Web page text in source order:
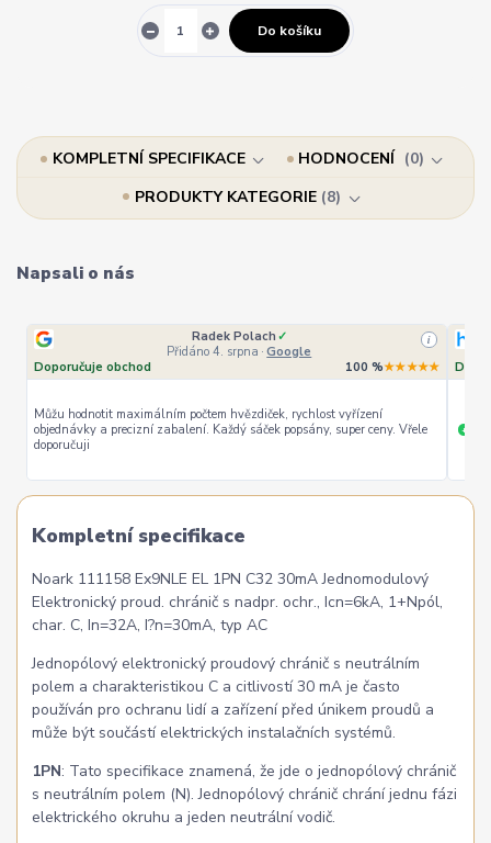
Do košíku
KOMPLETNÍ SPECIFIKACE HODNOCENÍ
0
PRODUKTY KATEGORIE 8
Napsali o nás
Ověřený zákazník
Přidáno 4. srpna·Heureka.cz
i
Doporučuje obchod 100 %★★★★★
+ rychlé vyřízení + ceny
Kompletní specifikace
Noark 111158 Ex9NLE EL 1PN C32 30mA Jednomodulový
Elektronický proud. chránič s nadpr. ochr., Icn=6kA, 1+Npól,
char. C, In=32A, I?n=30mA, typ AC
Jednopólový elektronický proudový chránič s neutrálním
polem a charakteristikou C a citlivostí 30 mA je často
používán pro ochranu lidí a zařízení před únikem proudů a
může být součástí elektrických instalačních systémů.
1PN: Tato specifikace znamená, že jde o jednopólový chránič
s neutrálním polem (N). Jednopólový chránič chrání jednu fázi
elektrického okruhu a jeden neutrální vodič.